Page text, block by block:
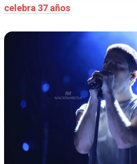
celebra 37 años